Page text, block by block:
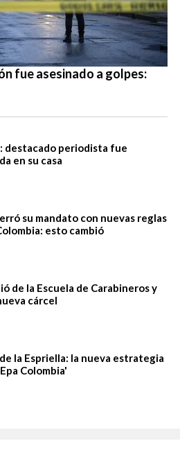
fue asesinado a golpes:
destacado periodista fue
en su casa
su mandato con nuevas reglas
esto cambió
de la Escuela de Carabineros y
cárcel
la Espriella: la nueva estrategia
Colombia'